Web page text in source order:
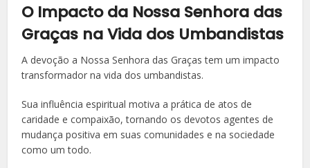
O Impacto da Nossa Senhora das
Graças na Vida dos Umbandistas
A devoção a Nossa Senhora das Graças tem um impacto
transformador na vida dos umbandistas.
Sua influência espiritual motiva a prática de atos de
caridade e compaixão, tornando os devotos agentes de
mudança positiva em suas comunidades e na sociedade
como um todo.